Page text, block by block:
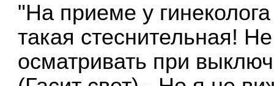
"Hа приеме у
такая стеснительная!
осматривать при